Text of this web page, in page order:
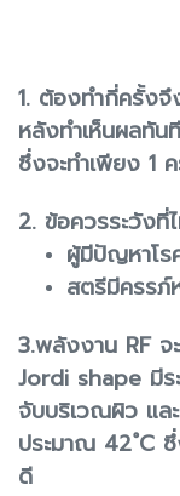
1. ต้องทำกี่ครั้งจึ
หลังทำเห็นผลทัน
ซึ่งจะทำเพียง 1
2. ข้อควรระวังที่
ผู้มีปัญหาโร
สตรีมีครรภ์
3.พลังงาน RF จ
Jordi shape มีร
จับบริเวณผิว แล
ประมาณ 42 ํC ซึ่
ดี